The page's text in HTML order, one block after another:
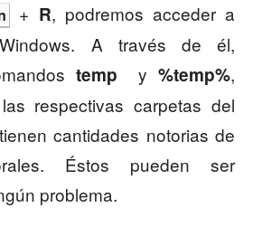
+ R, podremos acceder a
A través de él,
temp y%temp%,
respectivas carpetas del
cantidades notorias de
Éstos pueden ser
problema.